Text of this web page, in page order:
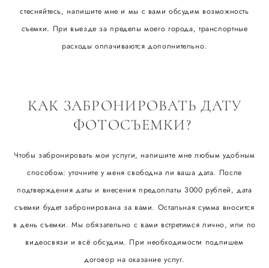
стесняйтесь, напишите мне и мы с вами обсудим возможность
съемки. При выезде за пределы моего города, транспортные
расходы оплачиваются дополнительно.
КАК ЗАБРОНИРОВАТЬ ДАТУ
ФОТОСЪЕМКИ?
Чтобы забронировать мои услуги, напишите мне любым удобным
способом: уточните у меня свободна ли ваша дата. После
подтверждения даты и внесения предоплаты 3000 рублей, дата
съемки будет забронирована за вами. Остальная сумма вносится
в день съемки. Мы обязательно с вами встретимся лично, или по
видеосвязи и всё обсудим. При необходимости подпишем
договор на оказание услуг.